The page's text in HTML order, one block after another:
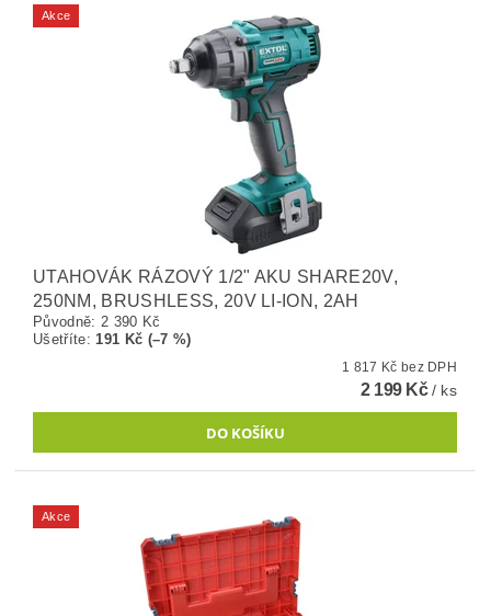
Akce
UTAHOVÁK RÁZOVÝ 1/2" AKU SHARE20V,
250NM, BRUSHLESS, 20V LI-ION, 2AH
Původně: 2 390 Kč
Ušetříte: 191 Kč (–7 %)
1 817 Kč bez DPH
2 199 Kč/ ks
Akce